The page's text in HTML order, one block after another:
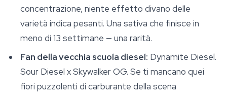
concentrazione, niente effetto divano delle
varietà indica pesanti. Una sativa che finisce in
meno di 13 settimane — una rarità.
Fan della vecchia scuola diesel: Dynamite Diesel.
Sour Diesel x Skywalker OG. Se ti mancano quei
fiori puzzolenti di carburante della scena